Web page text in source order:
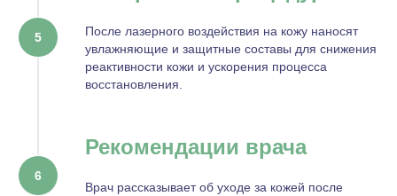
После лазерного воздействия на кожу наносят
увлажняющие и защитные составы для снижения
реактивности кожи и ускорения процесса
восстановления.
Рекомендации врача
Врач рассказывает об уходе за кожей после